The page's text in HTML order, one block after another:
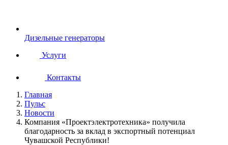
Дизельные генераторы
Услуги
Контакты
Главная
Пульс
Новости
Компания «Проектэлектротехника» получила
благодарность за вклад в экспортный потенциал
Чувашской Республики!